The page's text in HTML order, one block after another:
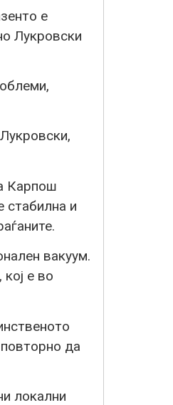
е
Лукровски
Карпош
стабилна и
вакуум.
е во
да
локални